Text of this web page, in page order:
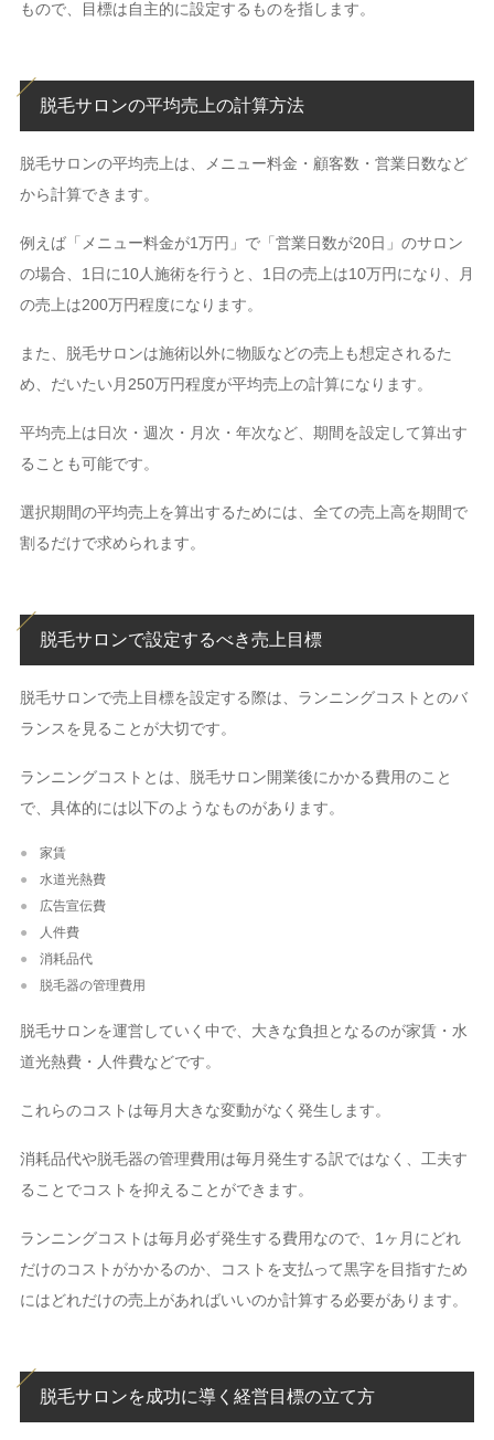
もので、目標は自主的に設定するものを指します。
脱毛サロンの平均売上の計算方法
脱毛サロンの平均売上は、メニュー料金・顧客数・営業日数など
から計算できます。
例えば「メニュー料金が1万円」で「営業日数が20日」のサロン
の場合、1日に10人施術を行うと、1日の売上は10万円になり、月
の売上は200万円程度になります。
また、脱毛サロンは施術以外に物販などの売上も想定されるた
め、だいたい月250万円程度が平均売上の計算になります。
平均売上は日次・週次・月次・年次など、期間を設定して算出す
ることも可能です。
選択期間の平均売上を算出するためには、全ての売上高を期間で
割るだけで求められます。
脱毛サロンで設定するべき売上目標
脱毛サロンで売上目標を設定する際は、ランニングコストとのバ
ランスを見ることが大切です。
ランニングコストとは、脱毛サロン開業後にかかる費用のこと
で、具体的には以下のようなものがあります。
家賃
水道光熱費
広告宣伝費
人件費
消耗品代
脱毛器の管理費用
脱毛サロンを運営していく中で、大きな負担となるのが家賃・水
道光熱費・人件費などです。
これらのコストは毎月大きな変動がなく発生します。
消耗品代や脱毛器の管理費用は毎月発生する訳ではなく、工夫す
ることでコストを抑えることができます。
ランニングコストは毎月必ず発生する費用なので、1ヶ月にどれ
だけのコストがかかるのか、コストを支払って黒字を目指すため
にはどれだけの売上があればいいのか計算する必要があります。
脱毛サロンを成功に導く経営目標の立て方